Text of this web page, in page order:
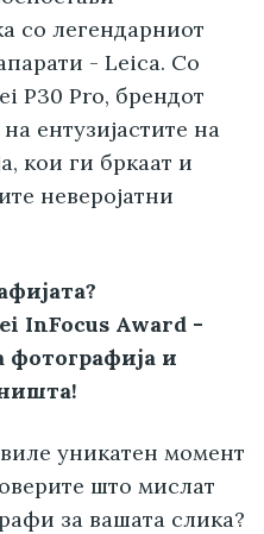
со легендарниот
- Leica. Со
P30 Pro, брендот
ентузијастите на
кои ги бркаат и
неверојатни
InFocus Award -
фотографија и
уникатен момент
што мислат
за вашата слика?